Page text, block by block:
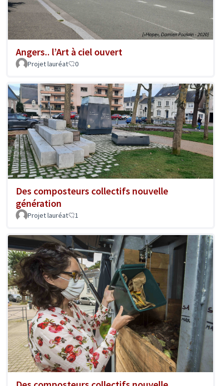
Angers.. l’Art à ciel ouvert
Projet lauréat 0
Des composteurs collectifs nouvelle
génération
Projet lauréat 1